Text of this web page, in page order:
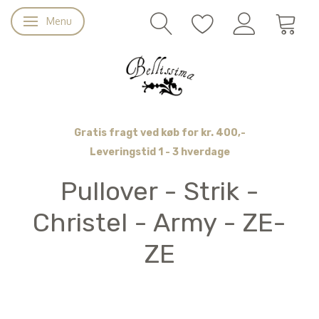
Skifte navigation
Menu
Gratis fragt ved køb for kr. 400,-
Leveringstid 1 - 3 hverdage
Pullover - Strik -
Christel - Army - ZE-
ZE